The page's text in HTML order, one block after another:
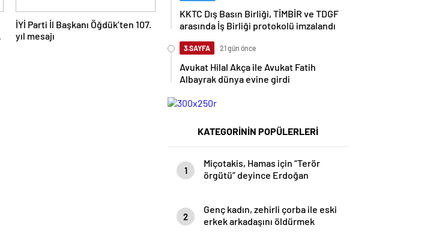
İYİ Parti İl Başkanı Öğdük’ten 107.
yıl mesajı
KKTC Dış Basın Birliği, TİMBİR ve TDGF
arasında İş Birliği protokolü imzalandı
3.SAYFA 21 gün önce
Avukat Hilal Akça ile Avukat Fatih
Albayrak dünya evine girdi
KATEGORİNİN POPÜLERLERİ
1
Miçotakis, Hamas için “Terör
örgütü” deyince Erdoğan
2
Genç kadın, zehirli çorba ile eski
erkek arkadaşını öldürmek